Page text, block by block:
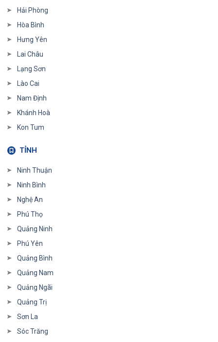
Hải Phòng
Hòa Bình
Hưng Yên
Lai Châu
Lạng Sơn
Lào Cai
Nam Định
Khánh Hoà
Kon Tum
TỈNH
Ninh Thuận
Ninh Bình
Nghệ An
Phú Thọ
Quảng Ninh
Phú Yên
Quảng Bình
Quảng Nam
Quảng Ngãi
Quảng Trị
Sơn La
Sóc Trăng